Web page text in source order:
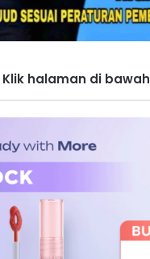
Klik halaman di bawah